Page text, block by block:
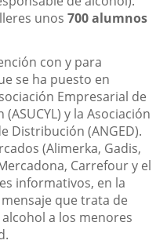
unos 700 alumnos
con y para
se ha puesto en
Empresarial de
y la Asociación
Distribución (ANGED).
(Alimerka, Gadis,
Carrefour y el
informativos, en la
que trata de
a los menores